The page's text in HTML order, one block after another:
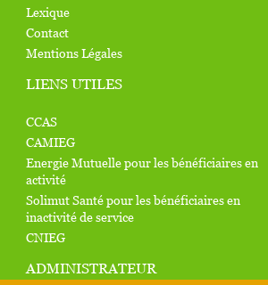
Lexique
Contact
Mentions Légales
LIENS UTILES
CCAS
CAMIEG
Energie Mutuelle pour les bénéficiaires en
activité
Solimut Santé pour les bénéficiaires en
inactivité de service
CNIEG
ADMINISTRATEUR